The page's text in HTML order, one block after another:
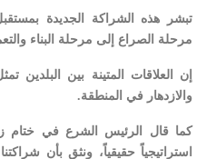
تبشر هذه الشراكة الجديدة
مرحلة الصراع إلى مرحلة البناء
إن العلاقات المتينة بين البلدين
والازدهار في المنطقة.
كما قال الرئيس الشرع في ختام
استراتيجياً حقيقياً، ونثق بأن